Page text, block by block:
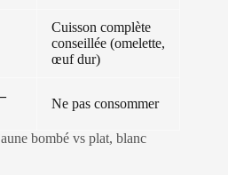
Cuisson complète
conseillée (omelette,
œuf dur)
Ne pas consommer
bombé vs plat, blanc